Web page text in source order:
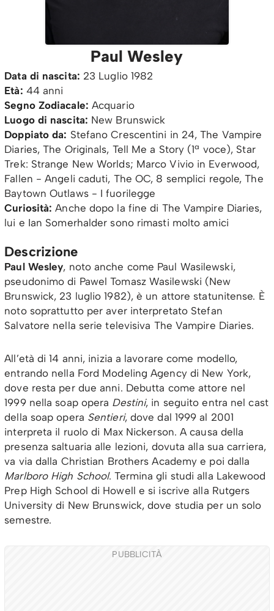
Paul Wesley
Data di nascita: 23 Luglio 1982
Età: 44 anni
Segno Zodiacale: Acquario
Luogo di nascita: New Brunswick
Doppiato da: Stefano Crescentini in 24, The Vampire
Diaries, The Originals, Tell Me a Story (1ª voce), Star
Trek: Strange New Worlds; Marco Vivio in Everwood,
Fallen - Angeli caduti, The OC, 8 semplici regole, The
Baytown Outlaws - I fuorilegge
Curiosità:Anche dopo la fine di The Vampire Diaries,
lui e Ian Somerhalder sono rimasti molto amici
Descrizione
Paul Wesley, noto anche come Paul Wasilewski,
pseudonimo di Pawel Tomasz Wasilewski (New
Brunswick, 23 luglio 1982), è un attore statunitense. È
noto soprattutto per aver interpretato Stefan
Salvatore nella serie televisiva The Vampire Diaries.
All’età di 14 anni, inizia a lavorare come modello,
entrando nella Ford Modeling Agency di New York,
dove resta per due anni. Debutta come attore nel
1999 nella soap opera Destini, in seguito entra nel cast
della soap opera Sentieri, dove dal 1999 al 2001
interpreta il ruolo di Max Nickerson. A causa della
presenza saltuaria alle lezioni, dovuta alla sua carriera,
va via dalla Christian Brothers Academy e poi dalla
Marlboro High School. Termina gli studi alla Lakewood
Prep High School di Howell e si iscrive alla Rutgers
University di New Brunswick, dove studia per un solo
semestre.
PUBBLICITÀ